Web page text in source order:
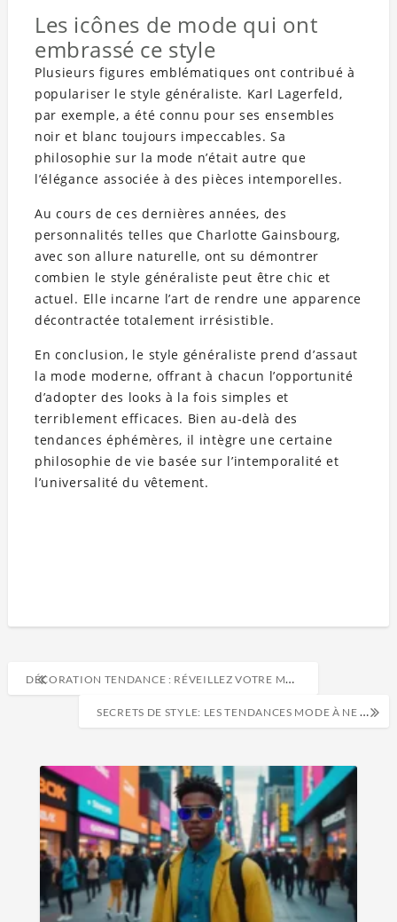
Les icônes de mode qui ont
embrassé ce style
Plusieurs figures emblématiques ont contribué à
populariser le style généraliste. Karl Lagerfeld,
par exemple, a été connu pour ses ensembles
noir et blanc toujours impeccables. Sa
philosophie sur la mode n’était autre que
l’élégance associée à des pièces intemporelles.
Au cours de ces dernières années, des
personnalités telles que Charlotte Gainsbourg,
avec son allure naturelle, ont su démontrer
combien le style généraliste peut être chic et
actuel. Elle incarne l’art de rendre une apparence
décontractée totalement irrésistible.
En conclusion, le style généraliste prend d’assaut
la mode moderne, offrant à chacun l’opportunité
d’adopter des looks à la fois simples et
terriblement efficaces. Bien au-delà des
tendances éphémères, il intègre une certaine
philosophie de vie basée sur l’intemporalité et
l’universalité du vêtement.
DÉCORATION TENDANCE : RÉVEILLEZ VOTRE MAISON AVEC LES ASTUCES LES PLUS SURPRENANTES
SECRETS DE STYLE: LES TENDANCES MODE À NE PAS MANQUER CET AUTOMNE-HIVER